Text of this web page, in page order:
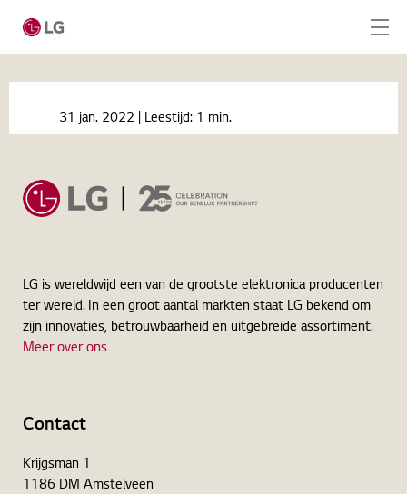
Home
Producten
Nieuws
Service
LG et Userful lancent une solution AV sur IP
31 jan. 2022 | Leestijd: 1 min.
LG is wereldwijd een van de grootste elektronica producenten
ter wereld. In een groot aantal markten staat LG bekend om
zijn innovaties, betrouwbaarheid en uitgebreide assortiment.
Meer over ons
Contact
Krijgsman 1
1186 DM Amstelveen